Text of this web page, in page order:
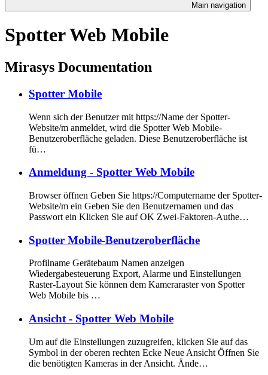
Main navigation
Spotter Web Mobile
Mirasys Documentation
Spotter Mobile
Wenn sich der Benutzer mit https://Name der Spotter-
Website/m anmeldet, wird die Spotter Web Mobile-
Benutzeroberfläche geladen. Diese Benutzeroberfläche ist
fü…
Anmeldung - Spotter Web Mobile
Browser öffnen Geben Sie https://Computername der Spotter-
Website/m ein Geben Sie den Benutzernamen und das
Passwort ein Klicken Sie auf OK Zwei-Faktoren-Authe…
Spotter Mobile-Benutzeroberfläche
Profilname Gerätebaum Namen anzeigen
Wiedergabesteuerung Export, Alarme und Einstellungen
Raster-Layout Sie können dem Kameraraster von Spotter
Web Mobile bis …
Ansicht - Spotter Web Mobile
Um auf die Einstellungen zuzugreifen, klicken Sie auf das
Symbol in der oberen rechten Ecke Neue Ansicht Öffnen Sie
die benötigten Kameras in der Ansicht. Ände…